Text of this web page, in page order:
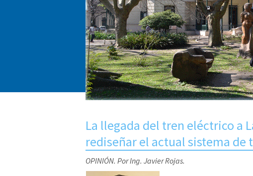
La llegada del tren eléctrico a
rediseñar el actual sistema de
OPINIÓN. Por Ing. Javier Rojas.